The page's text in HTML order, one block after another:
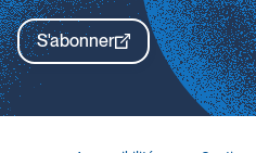
S'abonner